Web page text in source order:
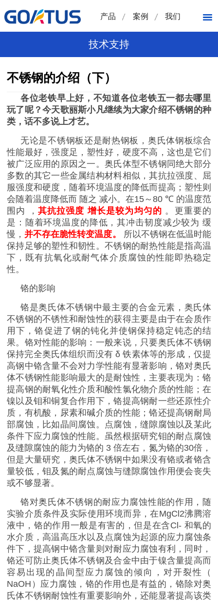
产品 案例 我们
技术支持
不锈钢的介绍（下）
各位老铁早上好，不知道各位老铁五一都去哪里
玩了呢？今天歌丽斯小凡继续为大家介绍不锈钢的种
类，话不多说上才艺。
无论是不锈钢板还是耐热钢板，奥氏体钢板综合
性能最好，强度足，塑性好，硬度不高，这也是它们
被广泛应用的原因之一。奥氏体型不锈钢同绝大部分
多数的其它一些金属结构材料相似，其抗拉强度、屈
服强度和硬度，随着环境温度的降低而提高；塑性则
会随着温度降低而 随之 减小。在15～ 80 ℃ 的温度范
围内
， 其抗拉强度 增长是较为均匀的 。更重要的
是：随着环境温度的降低，其冲击韧度减少较为 缓
慢， 并不存在脆性转变温度。
所以不锈钢在低温时能
保持足够的塑性和韧性。不锈钢的耐热性能是指高温
下，既有抗氧化或耐气体介质腐蚀的性能即热稳定
性。
铬的影响
铬是奥氏体不锈钢中最主要的合金元素 ，奥氏体
不锈钢的不锈性和耐蚀性的获得主要是由于在会质作
用下，铬促进了钢的钝化并使钢保持稳定钝态的结
果。铬对性能的影响：一般来说，只要奥氏体不锈钢
保持完全奥氏体组织而没有 δ 铁素体等的形成，仅提
高钢中铬含量不会对力学性能有显著影响，铬对奥氏
体不锈钢性能影响最大的是耐蚀性，主要表现为：铬
提高钢的耐氧化性介质和酸性氯化物介质的性能；在
镍以及钼和铜复合作用下，铬提高钢耐一些还原性介
质，有机酸，尿素和碱介质的性能；铬还提高钢耐局
部腐蚀，比如晶间腐蚀。点腐蚀，缝隙腐蚀以及某此
条件下应力腐蚀的性能。虽然根据研究钼的耐点腐蚀
及缝隙腐蚀的能力为铬的 3 倍左右，氮为铬的30倍，
但是大量研究，奥氏体不锈钢中如果没有铬或者铬含
量较低，钼及氮的耐点腐蚀与缝隙腐蚀作用便会丧失
或不够显著。
铬对奥氏体不锈钢的耐应力腐蚀性能的作用，随
实验介质条件及实际使用环境而异，在MgCl2沸腾溶
液中，铬的作用一般是有害的，但是在含Cl- 和氧的
水介质，高温高压水以及点腐蚀为起源的应力腐蚀条
件下，提高钢中铬含量则对耐应力腐蚀有利，同时，
铬还可防止奥氏体不锈钢及合金中由于镍含量提高而
容易出现的晶间型应力腐蚀的倾向，对开裂性（
NaOH ）应力腐蚀，铬的作用也是有益的，铬除对奥
氏体不锈钢耐蚀性有重要影响外，还能显著提高该类